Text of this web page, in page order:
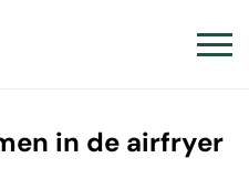
de Airfryer
in de airfryer